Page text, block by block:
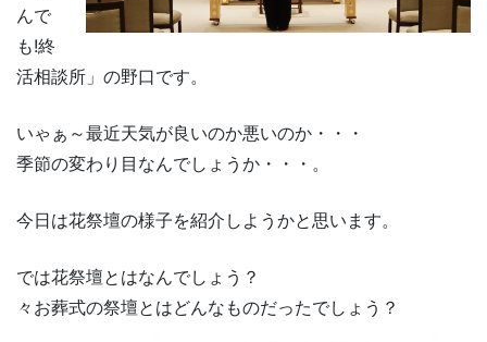
んで
も!終
活相談所」の野口です。
いゃぁ～最近天気が良いのか悪いのか・・・
季節の変わり目なんでしょうか・・・。
今日は花祭壇の様子を紹介しようかと思います。
では花祭壇とはなんでしょう？
々お葬式の祭壇とはどんなものだったでしょう？